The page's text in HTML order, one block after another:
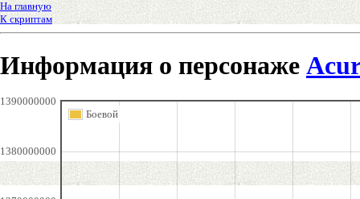
На главную
К скриптам
Информация о персонаже
1380000000
1390000000
Боевой